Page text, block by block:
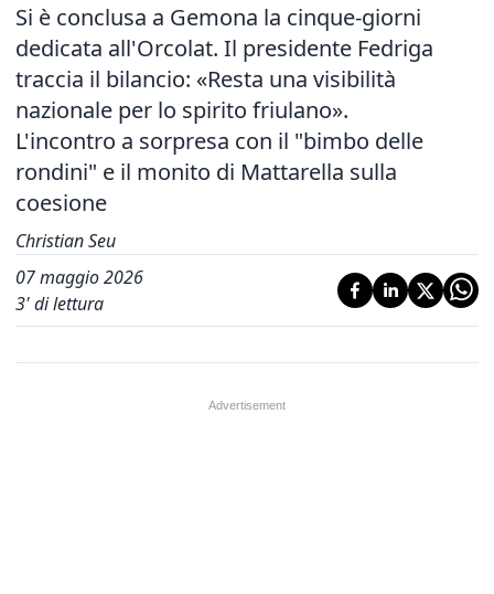
Si è conclusa a Gemona la cinque-giorni
dedicata all'Orcolat. Il presidente Fedriga
traccia il bilancio: «Resta una visibilità
nazionale per lo spirito friulano».
L'incontro a sorpresa con il "bimbo delle
rondini" e il monito di Mattarella sulla
coesione
Christian Seu
07 maggio 2026
3' di lettura